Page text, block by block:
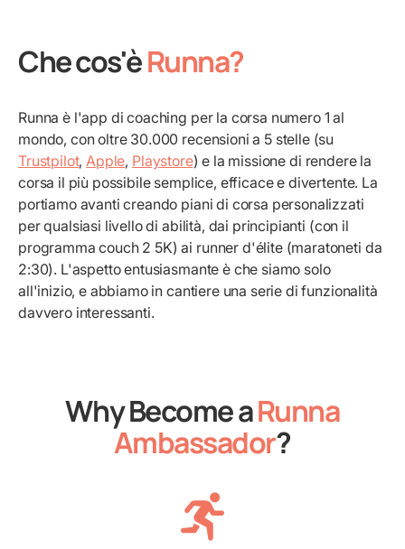
Che cos'èRunna?
Runna è l'app di coaching per la corsa numero 1 al
mondo, con oltre 30.000 recensioni a 5 stelle (su
Trustpilot,Apple, Playstore) e la missione di rendere la
corsa il più possibile semplice, efficace e divertente. La
portiamo avanti creando piani di corsa personalizzati
per qualsiasi livello di abilità, dai principianti (con il
programma couch 2 5K) ai runner d'élite (maratoneti da
2:30). L'aspetto entusiasmante è che siamo solo
all'inizio, e abbiamo in cantiere una serie di funzionalità
davvero interessanti.
Why Become aRunna
Ambassador?